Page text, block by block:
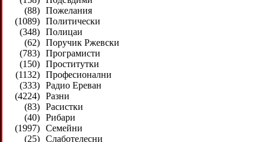
(88) Пожелания
(1089) Политически
(348) Полицаи
(62) Поручик Ржевски
(783) Програмисти
(150) Проститутки
(1132) Професионални
(333) Радио Ереван
(4224) Разни
(83) Расистки
(40) Рибари
(1997) Семейни
(25) Слаботелесни